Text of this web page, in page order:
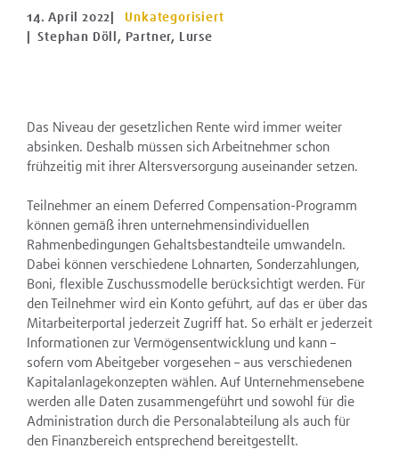
14. April 2022|
Unkategorisiert
| Stephan Döll, Partner, Lurse
Das Niveau der gesetzlichen Rente wird immer weiter
absinken. Deshalb müssen sich Arbeitnehmer schon
frühzeitig mit ihrer Altersversorgung auseinander setzen.
Teilnehmer an einem Deferred Compensation-Programm
können gemäß ihren unternehmensindividuellen
Rahmenbedingungen Gehaltsbestandteile umwandeln.
Dabei können verschiedene Lohnarten, Sonderzahlungen,
Boni, flexible Zuschussmodelle berücksichtigt werden. Für
den Teilnehmer wird ein Konto geführt, auf das er über das
Mitarbeiterportal jederzeit Zugriff hat. So erhält er jederzeit
Informationen zur Vermögensentwicklung und kann –
sofern vom Abeitgeber vorgesehen – aus verschiedenen
Kapitalanlagekonzepten wählen. Auf Unternehmensebene
werden alle Daten zusammengeführt und sowohl für die
Administration durch die Personalabteilung als auch für
den Finanzbereich entsprechend bereitgestellt.